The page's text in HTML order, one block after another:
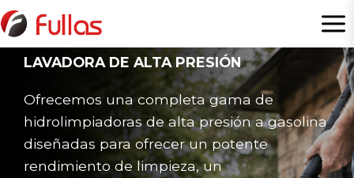
Saltar
al
Contenido
LAVADORA DE ALTA PRESIÓN
Ofrecemos una completa gama de
hidrolimpiadoras de alta presión a gasolina
diseñadas para ofrecer un potente
rendimiento de limpieza, un